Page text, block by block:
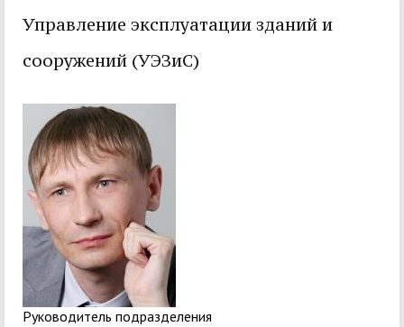
Управление эксплуатации зданий и
сооружений (УЭЗиС)
Pуководитель подразделения